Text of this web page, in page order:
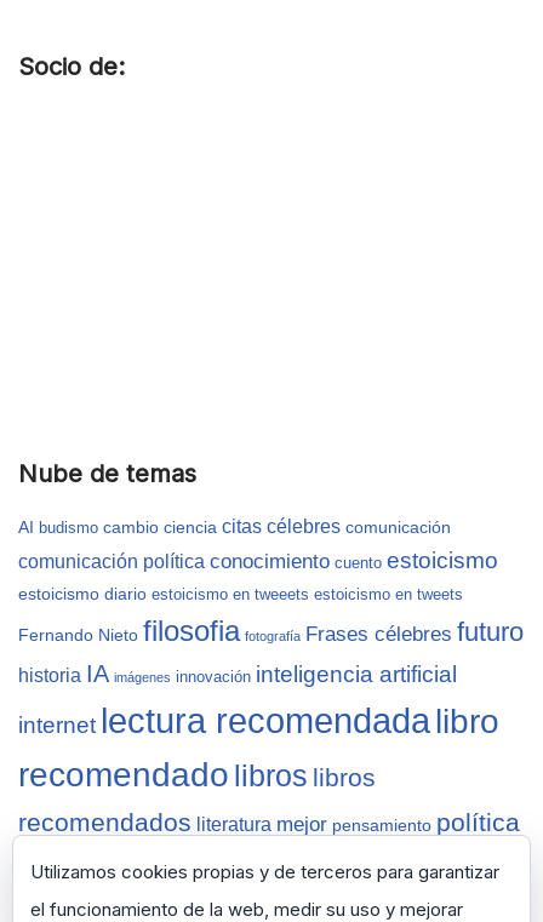
Socio de:
Nube de temas
AI budismo cambio ciencia citas célebres comunicación
comunicación política conocimiento cuento estoicismo
estoicismo diario estoicismo en tweeets estoicismo en tweets
Fernando Nieto filosofia fotografía Frases célebres futuro
historia IA imágenes innovación inteligencia artificial
internet lectura recomendada libro
recomendado libros libros
recomendados literatura mejor pensamiento política
recomendaciones reflexiones sabiduría
Salamanca
sapiens
selección semana tecnología ted
Utilizamos cookies propias y de terceros para garantizar
el funcionamiento de la web, medir su uso y mejorar